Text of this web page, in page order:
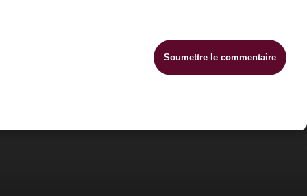
Soumettre le commentaire